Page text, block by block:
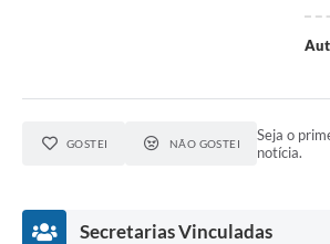
GOSTEI NÃO GOSTEI
Seja o
notícia.
Secretarias Vinculadas